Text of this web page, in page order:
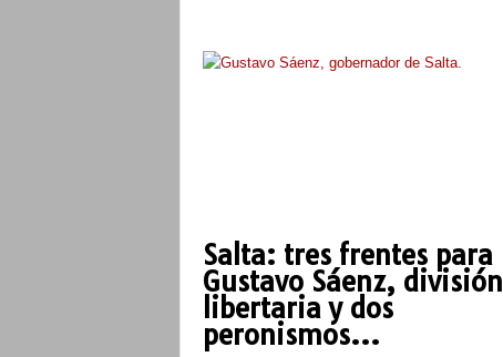
Salta: tres frentes para
Gustavo Sáenz, división
libertaria y dos
peronismos...